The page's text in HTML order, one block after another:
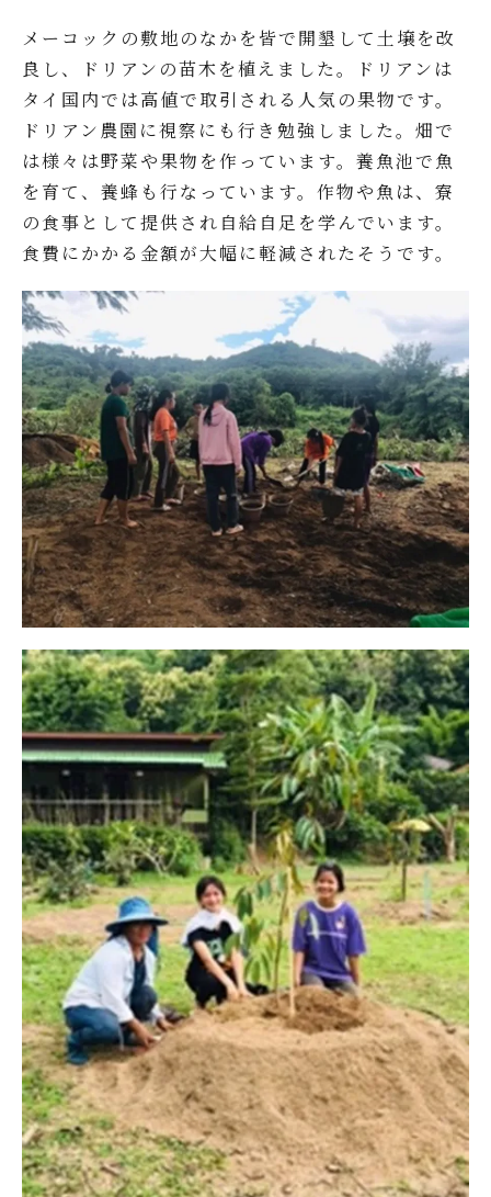
メーコックの敷地のなかを皆で開墾して土壌を改
良し、ドリアンの苗木を植えました。ドリアンは
タイ国内では高値で取引される人気の果物です。
ドリアン農園に視察にも行き勉強しました。畑で
は様々は野菜や果物を作っています。養魚池で魚
を育て、養蜂も行なっています。作物や魚は、寮
の食事として提供され自給自足を学んでいます。
食費にかかる金額が大幅に軽減されたそうです。